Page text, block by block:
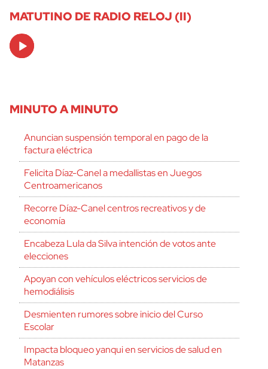
MATUTINO DE RADIO RELOJ (II)
Audio
Player
MINUTO A MINUTO
Anuncian suspensión temporal en pago de la
factura eléctrica
Felicita Díaz-Canel a medallistas en Juegos
Centroamericanos
Recorre Díaz-Canel centros recreativos y de
economía
Encabeza Lula da Silva intención de votos ante
elecciones
Apoyan con vehículos eléctricos servicios de
hemodiálisis
Desmienten rumores sobre inicio del Curso
Escolar
Impacta bloqueo yanqui en servicios de salud en
Matanzas